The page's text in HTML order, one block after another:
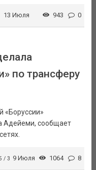
13 Июля 943 0
по трансферу
«Боруссии»
Адейеми, сообщает
/ 3 9 Июля 1064 8